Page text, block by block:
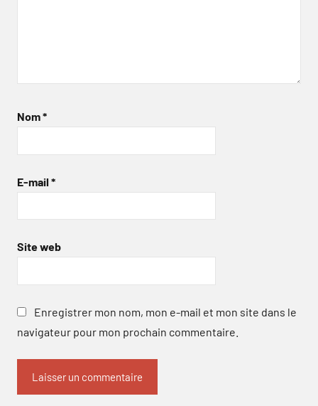
Nom*
E-mail *
Site web
Enregistrer mon nom, mon e-mail et mon site dans le
navigateur pour mon prochain commentaire.